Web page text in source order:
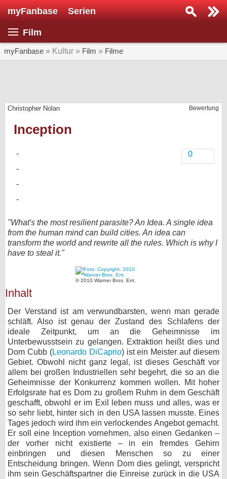
myFanbase Serien
Film
myFanbase » Kultur » Film » Filme
Bewertung
Christopher Nolan
Inception
0
"What's the most resilient parasite? An Idea. A single idea
from the human mind can build cities. An idea can
transform the world and rewrite all the rules. Which is why I
have to steal it."
© 2010 Warner Bros. Ent.
Inhalt
Der Verstand ist am verwundbarsten, wenn man gerade
schläft. Also ist genau der Zustand des Schlafens der
ideale Zeitpunkt, um an die Geheimnisse im
Unterbewusstsein zu gelangen. Extraktion heißt dies und
Dom Cubb (Leonardo DiCaprio) ist ein Meister auf diesem
Gebiet. Obwohl nicht ganz legal, ist dieses Geschäft vor
allem bei großen Industriellen sehr begehrt, die so an die
Geheimnisse der Konkurrenz kommen wollen. Mit hoher
Erfolgsrate hat es Dom zu großem Ruhm in dem Geschäft
geschafft, obwohl er im Exil leben muss und alles, was er
so sehr liebt, hinter sich in den USA lassen musste. Eines
Tages jedoch wird ihm ein verlockendes Angebot gemacht.
Er soll eine Inception vornehmen, also einen Gedanken –
der vorher nicht existierte – in ein fremdes Gehirn
einbringen und diesen Menschen so zu einer
Entscheidung bringen. Wenn Dom dies gelingt, verspricht
ihm sein Geschäftspartner die Einreise zurück in die USA
Serie suchen...
SERIEN
Forum
bei X
Nutzungsbedingungen
Datenschutz
Cookie-Einstellungen
Impressum
Desktop-Ansicht
myFanbase